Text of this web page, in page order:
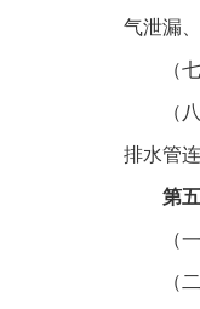
气泄漏
（
（
排水管
第
（
（